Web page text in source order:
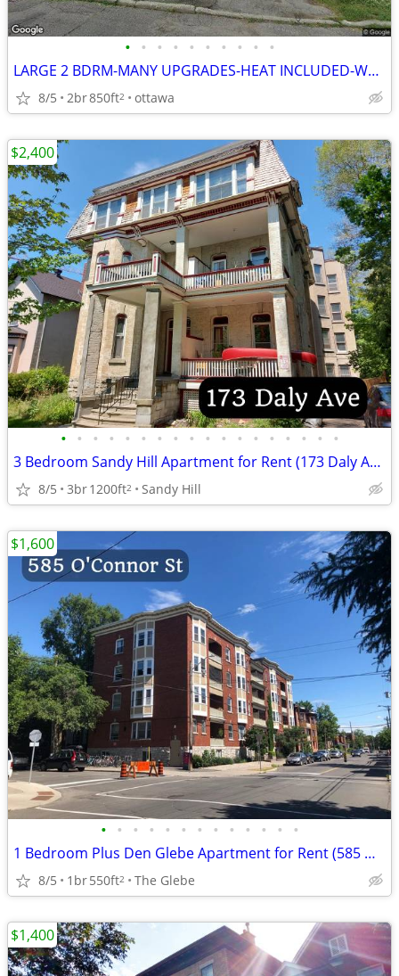
• • • • • • • • • •
LARGE 2 BDRM-MANY UPGRADES-HEAT INCLUDED-WASHER/DRIER-SEPT.1
8/5 2br850ft2 ottawa
• • • • • • • • • • • • • • • • • •
3 Bedroom Sandy Hill Apartment for Rent (173 Daly Ave)
8/5 3br1200ft2 Sandy Hill
$2,400
• • • • • • • • • • • • •
1 Bedroom Plus Den Glebe Apartment for Rent (585 O'Connor St)
8/5 1br550ft2 The Glebe
$1,600
$1,400